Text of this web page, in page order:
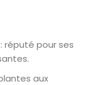
réputé pour ses
aux